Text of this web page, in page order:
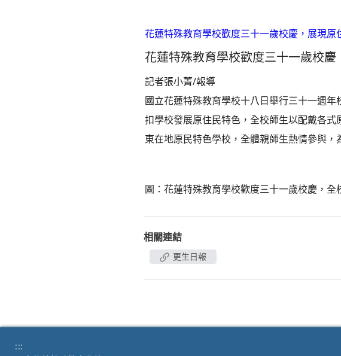
花蓮特殊教育學校歡度三十一歲校慶，展現
花蓮特殊教育學校歡度三十一歲校
記者張小菁/報導
國立花蓮特殊教育學校十八日舉行三十一週
扣學校發展原住民特色，全校師生以配戴各
東在地原民特色學校，全體親師生熱情參與，
圖：花蓮特殊教育學校歡度三十一歲校慶，全
相關連結
更生日報
:::